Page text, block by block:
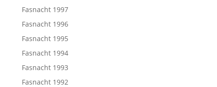
Fasnacht 1997
Fasnacht 1996
Fasnacht 1995
Fasnacht 1994
Fasnacht 1993
Fasnacht 1992